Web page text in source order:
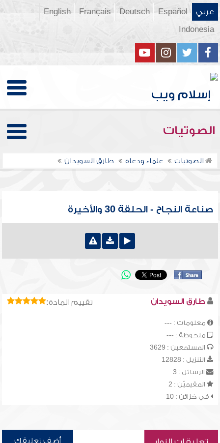
عربي Español
Deutsch
Français
English
Indonesia
الصوتيات
الصوتيات علماء ودعاة طارق السويدان
صناعة النجاح - الحلقة 30 والأخيرة
تقييم المادة: طارق السويدان
معلومات : ---
ملحوظة : ---
المستمعين : 3629
التنزيل : 12828
الرسائل : 3
المقيميّن : 2
في خزائن : 10
أضف تعليقك